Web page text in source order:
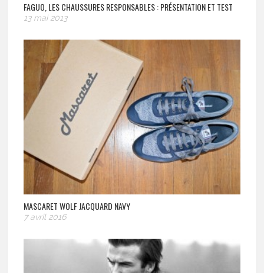
FAGUO, LES CHAUSSURES RESPONSABLES : PRÉSENTATION ET TEST
13 mai 2013
MASCARET WOLF JACQUARD NAVY
7 avril 2016